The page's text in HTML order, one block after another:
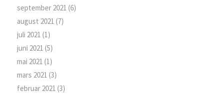
september 2021 (6)
august 2021 (7)
juli 2021 (1)
juni 2021 (5)
mai 2021 (1)
mars 2021 (3)
februar 2021 (3)